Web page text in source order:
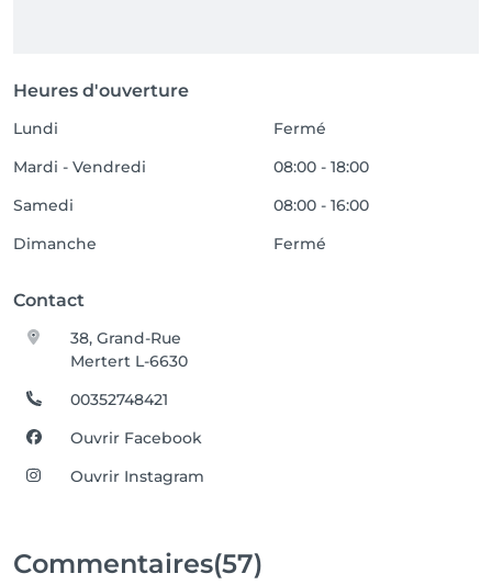
Heures d'ouverture
Lundi
Fermé
Mardi - Vendredi
08:00 - 18:00
Samedi
08:00 - 16:00
Dimanche
Fermé
Contact
38, Grand-Rue
Mertert L-6630
00352748421
Ouvrir Facebook
Ouvrir Instagram
Commentaires(57)